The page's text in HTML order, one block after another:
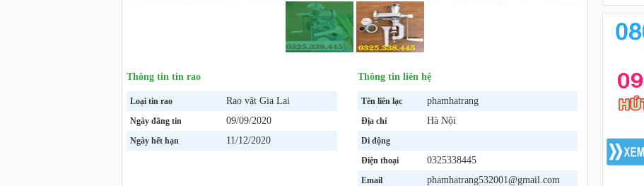
Thông tin tin rao
Loại tin rao Rao vặt Gia Lai
Ngày đăng tin 09/09/2020
Ngày hết hạn 11/12/2020
Thông tin liên hệ
Tên liên lạc phamhatrang
Địa chỉ Hà Nội
Di động
Điện thoại
0325338445
Email phamhatrang532001@gmail.com